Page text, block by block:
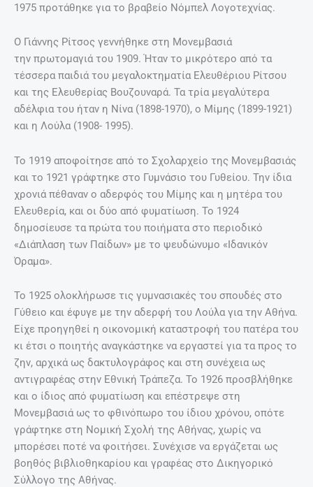
1975 προτάθηκε για το βραβείο Νόμπελ Λογοτεχνίας.
Ο Γιάννης Ρίτσος γεννήθηκε στη Μονεμβασιά
την πρωτομαγιά του 1909. Ήταν το μικρότερο από τα
τέσσερα παιδιά του μεγαλοκτηματία Ελευθέριου Ρίτσου
και της Ελευθερίας Βουζουναρά. Τα τρία μεγαλύτερα
αδέλφια του ήταν η Νίνα (1898-1970), ο Μίμης (1899-1921)
και η Λούλα (1908- 1995).
Το 1919 αποφοίτησε από το Σχολαρχείο της Μονεμβασιάς
και το 1921 γράφτηκε στο Γυμνάσιο του Γυθείου. Την ίδια
χρονιά πέθαναν ο αδερφός του Μίμης και η μητέρα του
Ελευθερία, και οι δύο από φυματίωση. Το 1924
δημοσίευσε τα πρώτα του ποιήματα στο περιοδικό
«Διάπλαση των Παίδων» με το ψευδώνυμο «Ιδανικόν
Όραμα».
Το 1925 ολοκλήρωσε τις γυμνασιακές του σπουδές στο
Γύθειο και έφυγε με την αδερφή του Λούλα για την Αθήνα.
Είχε προηγηθεί η οικονομική καταστροφή του πατέρα του
κι έτσι ο ποιητής αναγκάστηκε να εργαστεί για τα προς το
ζην, αρχικά ως δακτυλογράφος και στη συνέχεια ως
αντιγραφέας στην Εθνική Τράπεζα. Το 1926 προσβλήθηκε
και ο ίδιος από φυματίωση και επέστρεψε στη
Μονεμβασιά ως το φθινόπωρο του ίδιου χρόνου, οπότε
γράφτηκε στη Νομική Σχολή της Αθήνας, χωρίς να
μπορέσει ποτέ να φοιτήσει. Συνέχισε να εργάζεται ως
βοηθός βιβλιοθηκαρίου και γραφέας στο Δικηγορικό
Σύλλογο της Αθήνας.